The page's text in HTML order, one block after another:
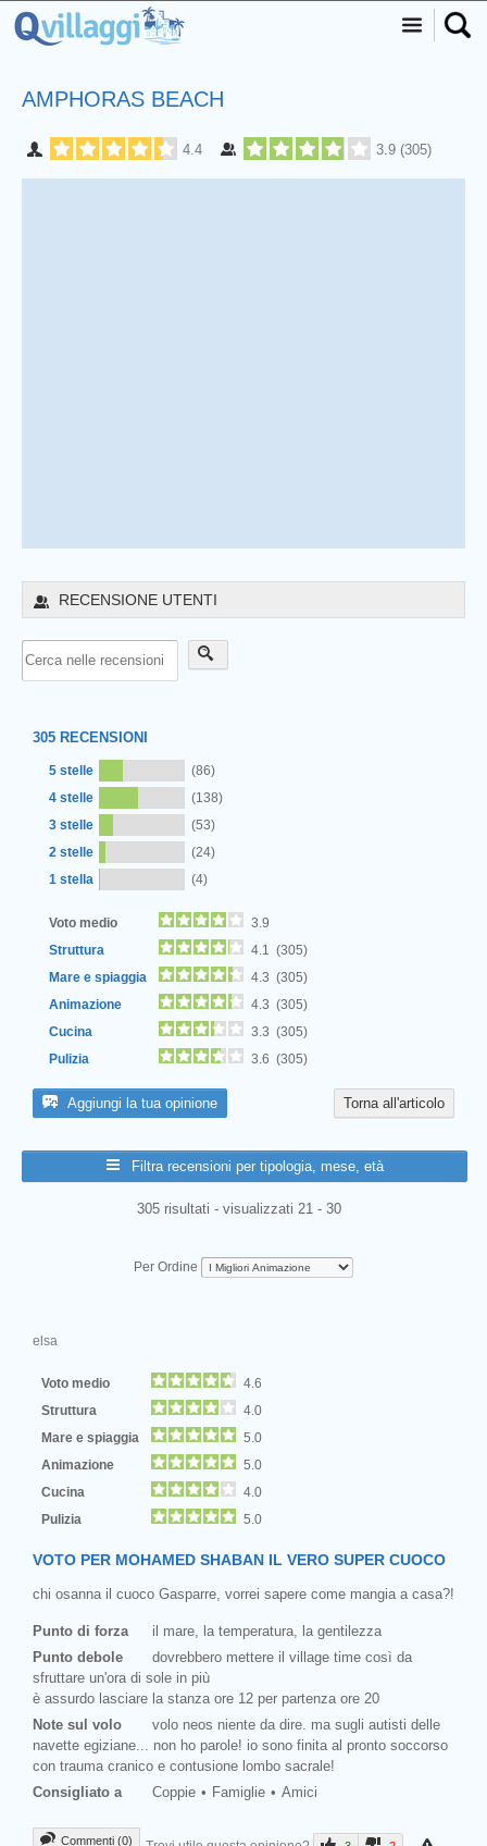
AMPHORAS BEACH
4.4 3.9 (305)
RECENSIONE UTENTI
305 RECENSIONI
5 stelle
(86)
4 stelle
(138)
3 stelle
(53)
2 stelle
(24)
1 stella
(4)
Voto medio
3.9
Struttura
4.1 (305)
Mare e spiaggia
4.3 (305)
Animazione
4.3 (305)
Cucina
3.3 (305)
Pulizia
3.6 (305)
Aggiungi la tua opinione Torna all'articolo
Filtra recensioni per tipologia, mese, età
305 risultati - visualizzati 21 - 30
Per Ordine
elsa
Voto medio
4.6
Struttura
4.0
Mare e spiaggia
5.0
Animazione
5.0
Cucina
4.0
Pulizia
5.0
VOTO PER MOHAMED SHABAN IL VERO SUPER CUOCO
chi osanna il cuoco Gasparre, vorrei sapere come mangia a casa?!
Punto di forza
il mare, la temperatura, la gentilezza
Punto debole
dovrebbero mettere il village time così da
sfruttare un'ora di sole in più
è assurdo lasciare la stanza ore 12 per partenza ore 20
Note sul volo
volo neos niente da dire. ma sugli autisti delle
navette egiziane... non ho parole! io sono finita al pronto soccorso
con trauma cranico e contusione lombo sacrale!
Consigliato a
Coppie Famiglie Amici
Commenti (0)